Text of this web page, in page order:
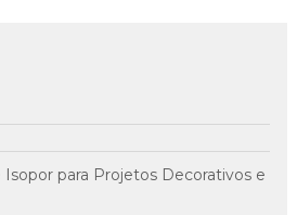
para Projetos Decorativos e